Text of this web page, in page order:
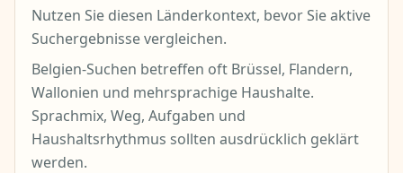
Nutzen Sie diesen Länderkontext, bevor Sie aktive
Suchergebnisse vergleichen.
Belgien-Suchen betreffen oft Brüssel, Flandern,
Wallonien und mehrsprachige Haushalte.
Sprachmix, Weg, Aufgaben und
Haushaltsrhythmus sollten ausdrücklich geklärt
werden.